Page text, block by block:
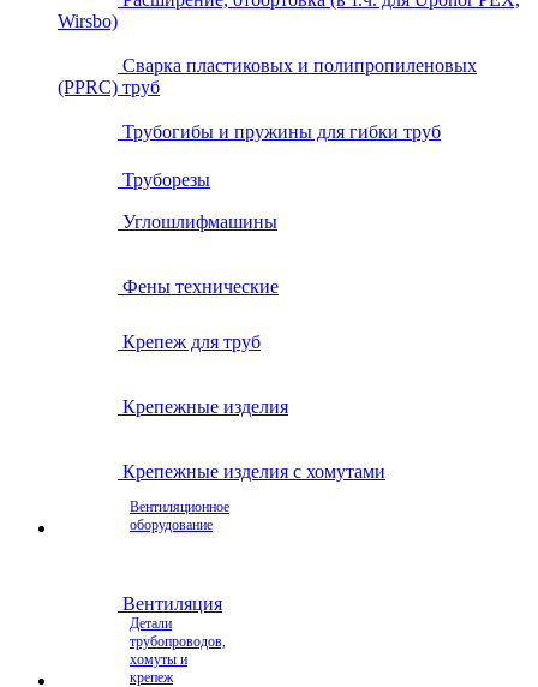
Wirsbo)
Сварка пластиковых и полипропиленовых
(PPRC) труб
Трубогибы и пружины для гибки труб
Труборезы
Углошлифмашины
Фены технические
Крепеж для труб
Крепежные изделия
Крепежные изделия с хомутами
Вентиляционное
оборудование
Вентиляция
Детали
трубопроводов,
хомуты и
крепеж